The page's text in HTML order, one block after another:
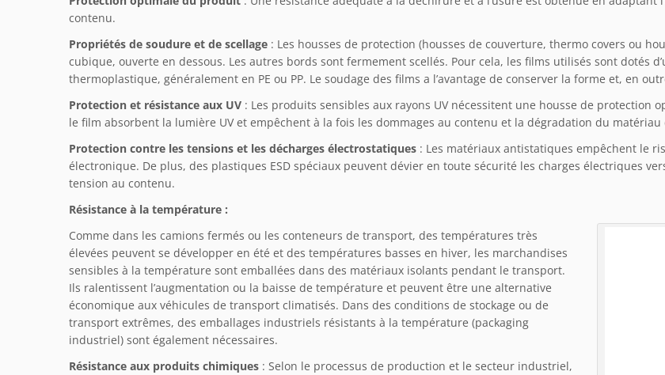
contenu.
Propriétés de soudure et de scellage : Les housses de protection (housses de couverture, thermo covers ou
cubique, ouverte en dessous. Les autres bords sont fermement scellés. Pour cela, les films utilisés sont dotés
thermoplastique, généralement en PE ou PP. Le soudage des films a l’avantage de conserver la forme et, en
Protection et résistance aux UV : Les produits sensibles aux rayons UV nécessitent une housse de protection
le film absorbent la lumière UV et empêchent à la fois les dommages au contenu et la dégradation du matériau
Protection contre les tensions et les décharges électrostatiques : Les matériaux antistatiques empêchent le
électronique. De plus, des plastiques ESD spéciaux peuvent dévier en toute sécurité les charges électriques
tension au contenu.
Résistance à la température :
Comme dans les camions fermés ou les conteneurs de transport, des températures très
élevées peuvent se développer en été et des températures basses en hiver, les marchandises
sensibles à la température sont emballées dans des matériaux isolants pendant le transport.
Ils ralentissent l’augmentation ou la baisse de température et peuvent être une alternative
économique aux véhicules de transport climatisés. Dans des conditions de stockage ou de
transport extrêmes, des emballages industriels résistants à la température (packaging
industriel) sont également nécessaires.
Résistance aux produits chimiques : Selon le processus de production et le secteur industriel,